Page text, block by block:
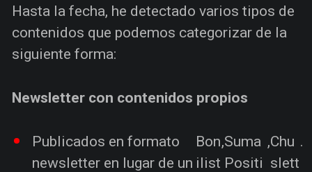
Hasta la fecha, he detectado varios tipos de
contenidos que podemos categorizar de la
siguiente forma:
Newsletter con contenidos propios
Publicados en formato
newsletter en lugar de un
Bon
ilist
,Suma
Positi
,Chu
slett
.